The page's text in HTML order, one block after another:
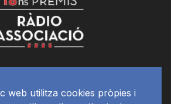
web utilitza cookies pròpies i